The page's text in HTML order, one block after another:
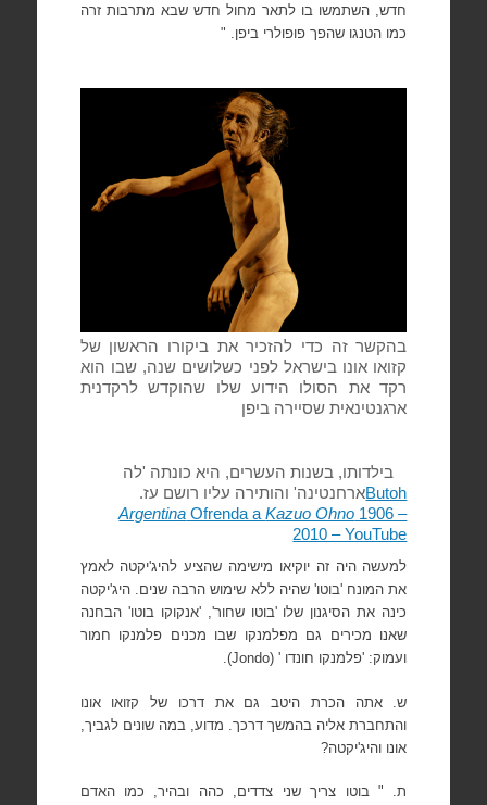
חדש, השתמשו בו לתאר מחול חדש שבא מתרבות זרה
כמו הטנגו שהפך פופולרי ביפן. "
בהקשר זה כדי להזכיר את ביקורו הראשון של
קזואו אונו בישראל לפני כשלושים שנה, שבו הוא
רקד את הסולו הידוע שלו שהוקדש לרקדנית
ארגנטינאית שסיירה ביפן
בילדותו, בשנות העשרים, היא כונתה 'לה
ארחנטינה' והותירה עליו רושם עז.Butoh
Argentina Ofrenda aKazuo Ohno 1906 –
2010 – YouTube
למעשה היה זה יוקיאו מישימה שהציע להיג'יקטה לאמץ
את המונח 'בוטו' שהיה ללא שימוש הרבה שנים. היג'יקטה
כינה את הסיגנון שלו 'בוטו שחור', 'אנקוקו בוטו' הבחנה
שאנו מכירים גם מפלמנקו שבו מכנים פלמנקו חמור
ועמוק: 'פלמנקו חונדו ' (Jondo
).
ש. אתה הכרת היטב גם את דרכו של קזואו אונו
והתחברת אליה בהמשך דרכך. מדוע, במה שונים לגביך,
אונו והיג'יקטה?
ת. " בוטו צריך שני צדדים, כהה ובהיר, כמו האדם